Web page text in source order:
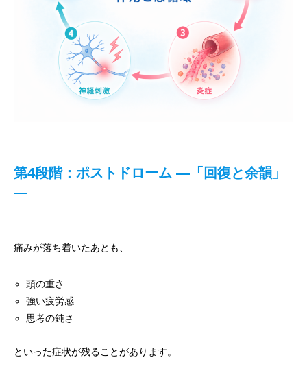
第4段階：ポストドローム ―「回復と余韻」
―
痛みが落ち着いたあとも、
頭の重さ
強い疲労感
思考の鈍さ
といった症状が残ることがあります。